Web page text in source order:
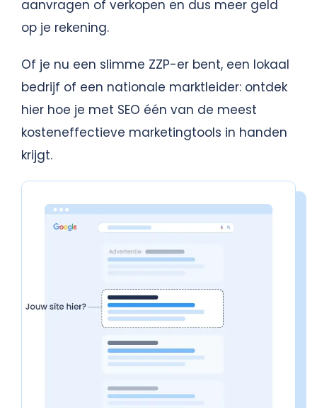
aanvragen of verkopen en dus meer geld
op je rekening.
Of je nu een slimme ZZP-er bent, een lokaal
bedrijf of een nationale marktleider: ontdek
hier hoe je met SEO één van de meest
kosteneffectieve marketingtools in handen
krijgt.